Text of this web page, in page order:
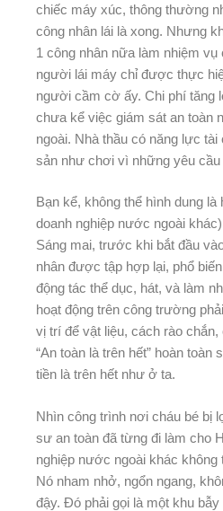
chiếc máy xúc, thông thường
công nhân lái là xong. Nhưng
1 công nhân nữa làm nhiệm
người lái máy chỉ được thực
người cầm cờ ấy. Chi phí tăng
chưa kể việc giám sát an toàn
ngoài. Nhà thầu có năng lực
sản như chơi vì những yêu cầu
Bạn kể, không thể hình dung
doanh nghiệp nước ngoài
Sáng mai, trước khi bắt đầu
nhân được tập hợp lại, phổ
động tác thể dục, hát, và làm
hoạt động trên công trường
vị trí để vật liệu, cách rào
“An toàn là trên hết” hoàn
tiền là trên hết như ở ta.
Nhìn công trình nơi cháu bé bị
sư an toàn đã từng đi làm cho
nghiệp nước ngoài khác
Nó nham nhở, ngổn ngang,
đậy. Đó phải gọi là một khu